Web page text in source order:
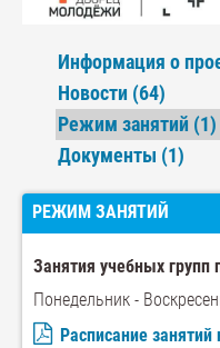
Информация о
Новости (64)
Режим занятий (1)
Документы (1)
РЕЖИМ ЗАНЯТИЙ
Занятия учебных групп
Понедельник -
Расписание